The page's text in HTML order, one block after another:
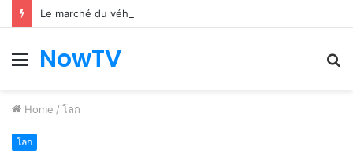
Le marché du véhicule d’occasion en plein essor
Menu
NowTV
Home / โลก
โลก